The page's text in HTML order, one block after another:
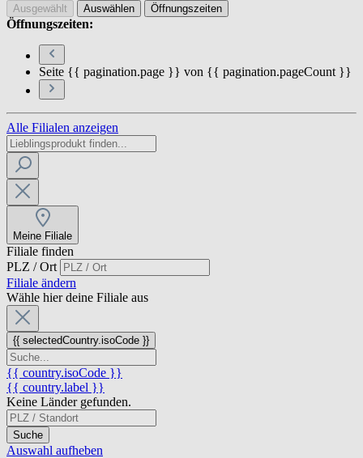
Ausgewählt Auswählen Öffnungszeiten
Öffnungszeiten:
Seite {{ pagination.page }} von {{ pagination.pageCount }}
Alle Filialen anzeigen
Meine Filiale
Filiale finden
PLZ / Ort
Filiale ändern
Wähle hier deine Filiale aus
{{ selectedCountry.isoCode }}
{{ country.isoCode }}
{{ country.label }}
Keine Länder gefunden.
Suche
Auswahl aufheben